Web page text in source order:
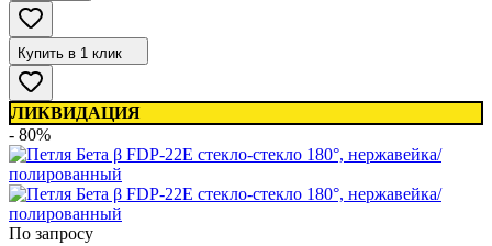
Купить в 1 клик
ЛИКВИДАЦИЯ
- 80%
По запросу